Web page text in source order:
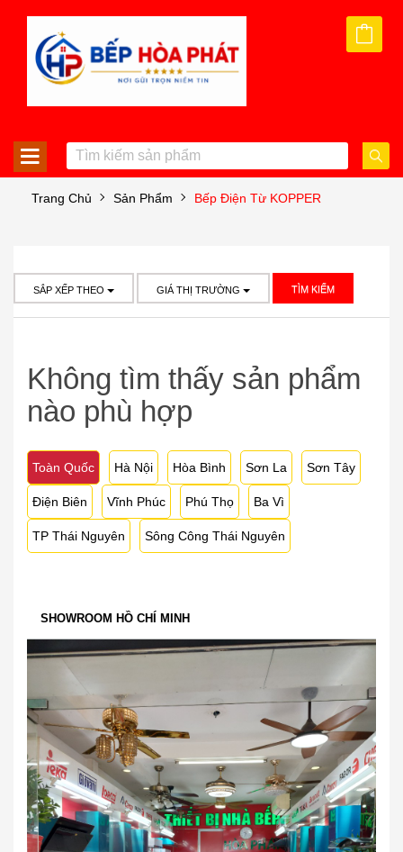
Trang Chủ Sản Phẩm Bếp Điện Từ KOPPER
SẮP XẾP THEO GIÁ THỊ TRƯỜNG TÌM KIẾM
Không tìm thấy sản phẩm
nào phù hợp
Toàn Quốc Hà Nội Hòa Bình Sơn La Sơn Tây
Điện Biên Vĩnh Phúc Phú Thọ Ba Vì
TP Thái Nguyên Sông Công Thái Nguyên
SHOWROOM HỒ CHÍ MINH